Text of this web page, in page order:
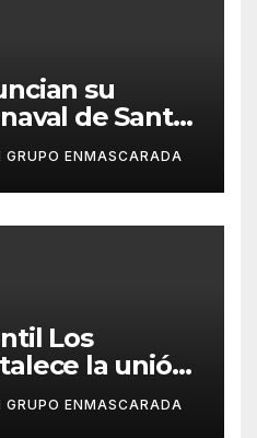
su
de Santa
2027
GRUPO ENMASCARADA
Los
la unión
jornada de
la playa de
GRUPO ENMASCARADA